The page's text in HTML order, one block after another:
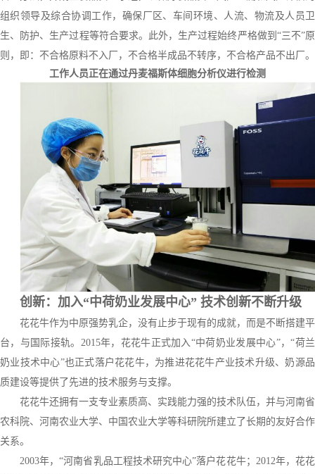
组织领导及综合协调工作，确保厂区、车间环境、人流、物流及人员卫
生、防护、生产过程等符合要求。此外，生产过程始终严格做到“三不”原
则，即：不合格原料不入厂，不合格半成品不转序，不合格产品不出厂。
工作人员正在通过丹麦福斯体细胞分析仪进行检测
创新：加入“中荷奶业发展中心” 技术创新不断升级
花花牛作为中原强势乳企，没有止步于现有的成就，而是不断搭建平
台，与国际接轨。2015年，花花牛正式加入“中荷奶业发展中心”，“荷兰
奶业技术中心”也正式落户花花牛，为推进花花牛产业技术升级、奶源品
质建设等提供了先进的技术服务与支撑。
花花牛还拥有一支专业素质高、实践能力强的技术队伍，并与河南省
农科院、河南农业大学、中国农业大学等科研院所建立了长期的友好合作
关系。
2003年，“河南省乳品工程技术研究中心”落户花花牛；2012年，花花